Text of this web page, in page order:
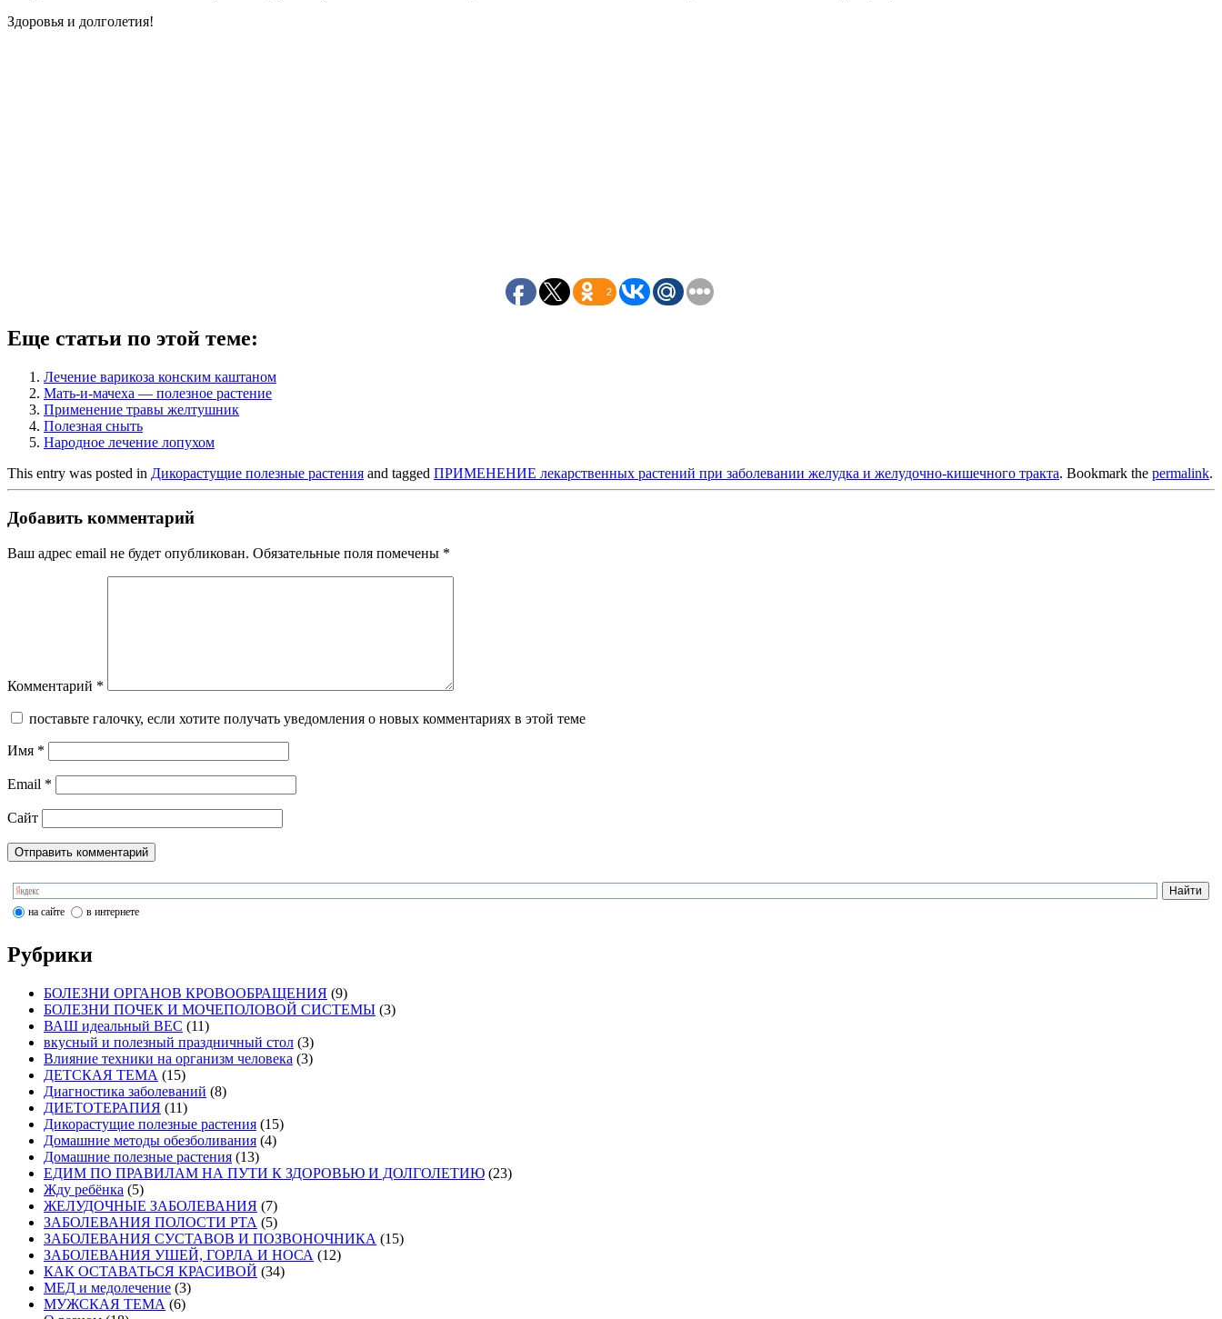
Здоровья и долголетия!
2
Еще статьи по этой теме:
Лечение варикоза конским каштаном
Мать-и-мачеха — полезное растение
Применение травы желтушник
Полезная сныть
Народное лечение лопухом
This entry was posted in Дикорастущие полезные растения and tagged ПРИМЕНЕНИЕ лекарственных растений при заболевании желудка и желудочно-кишечного тракта. Bookmark the permalink.
Добавить комментарий
Ваш адрес email не будет опубликован. Обязательные поля помечены *
Комментарий *
поставьте галочку, если хотите получать уведомления о новых комментариях в этой теме
Имя *
Email *
Сайт
на сайте в интернете
Рубрики
БОЛЕЗНИ ОРГАНОВ КРОВООБРАЩЕНИЯ (9)
БОЛЕЗНИ ПОЧЕК И МОЧЕПОЛОВОЙ СИСТЕМЫ (3)
ВАШ идеальный ВЕС (11)
вкусный и полезный праздничный стол (3)
Влияние техники на организм человека (3)
ДЕТСКАЯ ТЕМА (15)
Диагностика заболеваний (8)
ДИЕТОТЕРАПИЯ (11)
Дикорастущие полезные растения (15)
Домашние методы обезболивания (4)
Домашние полезные растения (13)
ЕДИМ ПО ПРАВИЛАМ НА ПУТИ К ЗДОРОВЬЮ И ДОЛГОЛЕТИЮ (23)
Жду ребёнка (5)
ЖЕЛУДОЧНЫЕ ЗАБОЛЕВАНИЯ (7)
ЗАБОЛЕВАНИЯ ПОЛОСТИ РТА (5)
ЗАБОЛЕВАНИЯ СУСТАВОВ И ПОЗВОНОЧНИКА (15)
ЗАБОЛЕВАНИЯ УШЕЙ, ГОРЛА И НОСА (12)
КАК ОСТАВАТЬСЯ КРАСИВОЙ (34)
МЕД и медолечение (3)
МУЖСКАЯ ТЕМА (6)